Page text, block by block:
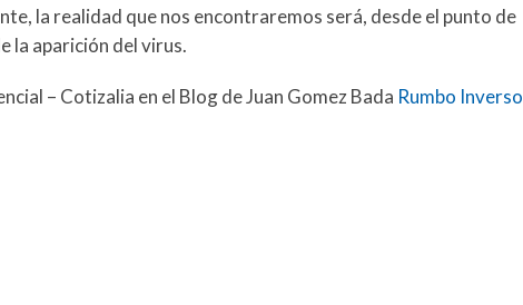
la realidad que nos encontraremos será, desde el punto de
la aparición del virus.
– Cotizalia en el Blog de Juan Gomez Bada Rumbo